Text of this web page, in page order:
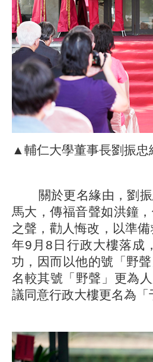
▲輔仁大學董事長劉振忠
關於更名緣由，劉振
馬大，傳福音聲如洪鐘
之聲，勸人悔改，以準
年9月8日行政大樓落成
功，因而以他的號「野
名較其號「野聲」更為
議同意行政大樓更名為